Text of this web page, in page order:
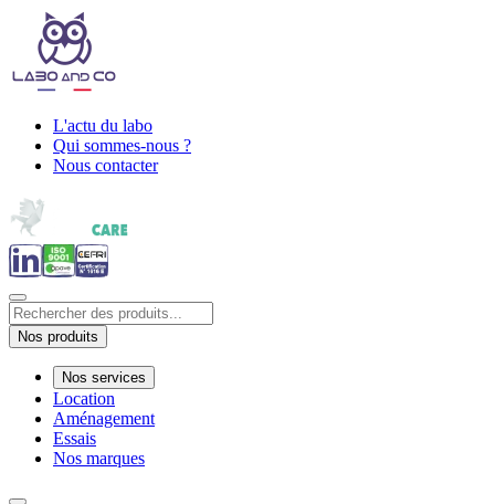
L'actu du labo
Qui sommes-nous ?
Nous contacter
Nos produits
Nos services
Location
Aménagement
Essais
Nos marques